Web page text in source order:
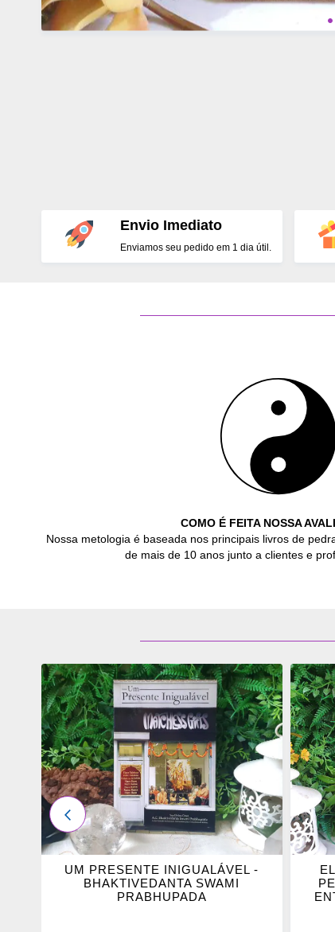
Envio Imediato
Enviamos seu pedido em 1 dia útil.
COMO É FEITA NOSSA
Nossa metologia é baseada nos principais livros de
de mais de 10 anos junto a clientes e
ADICIONAR
OS
FAVORITOS
UM PRESENTE INIGUALÁVEL -
BHAKTIVEDANTA SWAMI
PRABHUPADA
ANTERIOR